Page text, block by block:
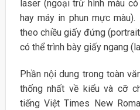
laser (ngoại trừ hình màu
hay máy in phun mực
theo chiều giấy đứng
có thể trình bày giấy ngang
Phần nội dung trong toàn
thống nhất về kiểu và cỡ
tiếng Việt Times New